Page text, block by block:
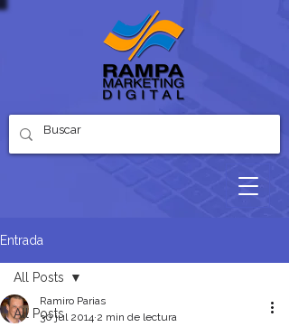
Entrada
All Posts
All Posts
Ramiro Parias
30 jul 2014 2 min de lectura